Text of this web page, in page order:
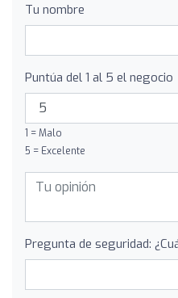
Tu nombre
Puntúa del 1 al 5 el negocio
1 = Malo
5 = Excelente
Pregunta de seguridad: